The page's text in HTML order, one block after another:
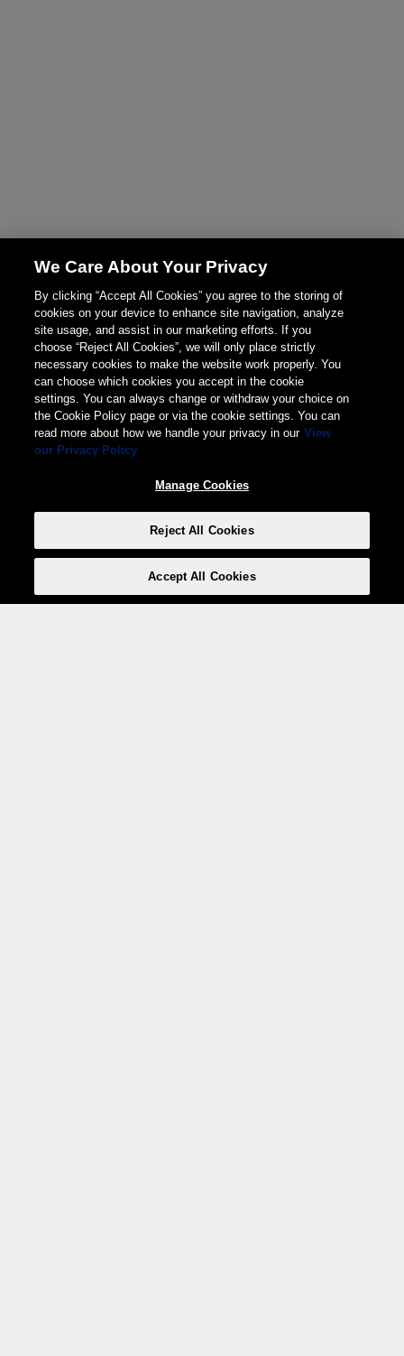
We Care About Your Privacy
By clicking “Accept All Cookies” you agree to the storing of
cookies on your device to enhance site navigation, analyze
site usage, and assist in our marketing efforts. If you
choose “Reject All Cookies”, we will only place strictly
necessary cookies to make the website work properly. You
can choose which cookies you accept in the cookie
settings. You can always change or withdraw your choice on
the Cookie Policy page or via the cookie settings. You can
read more about how we handle your privacy in our View
our Privacy Policy
Manage Cookies
Reject All Cookies
Accept All Cookies